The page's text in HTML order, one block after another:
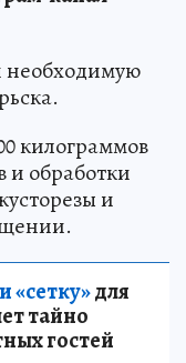
необходимую
килограммов
и обработки
и
«сетку»для
тайно
гостей